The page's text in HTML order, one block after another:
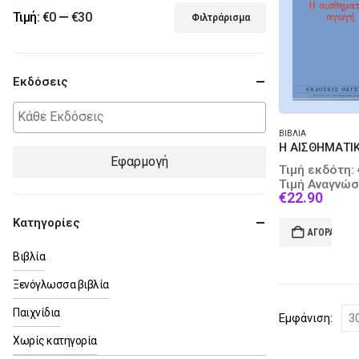
ΒΙΒΛΊΑ
Τιμή εκδότη:
Τιμή
€22.90
is:
ΑΓΟΡΆ
Εμφάνιση:
Ελάχιστη
τιμή
Μέγιστη
τιμή
Φιλτράρισμα
Τιμή: €0— €30
Εκδόσεις
Εφαρμογή
Κατηγορίες
Βιβλία
Ξενόγλωσσα βιβλία
Παιχνίδια
Χωρίς κατηγορία